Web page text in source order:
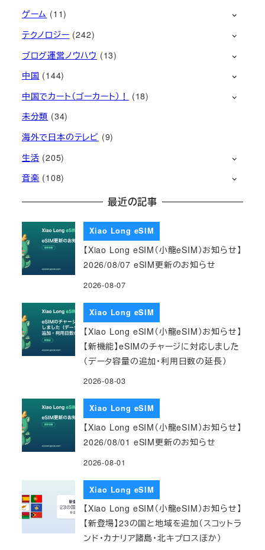
ゲーム (11)
テクノロジー (242)
ブログ運営ノウハウ (13)
中国 (144)
中国でカート（ゴーカート）！
(18)
未分類 (34)
海外で日本のテレビ (9)
生活 (205)
音楽 (108)
最近の記事
Xiao Long eSIM
【Xiao Long eSIM（小龍eSIM）お知らせ】
2026/08/07 eSIM更新のお知らせ
2026-08-07
Xiao Long eSIM
【Xiao Long eSIM（小龍eSIM）お知らせ】
【新機能】eSIMのチャージに対応しました
（データ容量の追加・利用日数の延長）
2026-08-03
Xiao Long eSIM
【Xiao Long eSIM（小龍eSIM）お知らせ】
2026/08/01 eSIM更新のお知らせ
2026-08-01
Xiao Long eSIM
【Xiao Long eSIM（小龍eSIM）お知らせ】
【新登場】23の国と地域を追加（スコットラ
ンド・カナリア諸島・北キプロスほか）